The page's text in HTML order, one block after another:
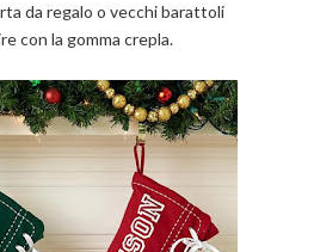
da regalo o vecchi barattoli
con la gomma crepla.